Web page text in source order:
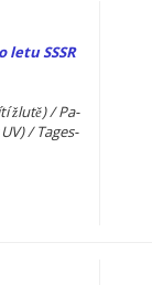
letu SSSR
žlutě) / Pa­
/ Tages-​